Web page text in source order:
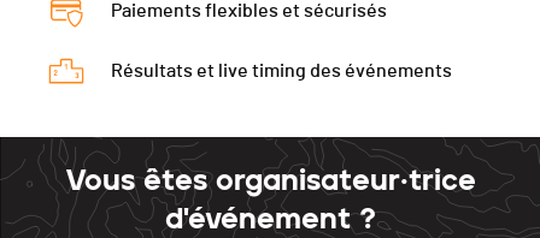
Paiements flexibles et sécurisés
Résultats et live timing des événements
Vous êtes organisateur·trice
d'événement ?